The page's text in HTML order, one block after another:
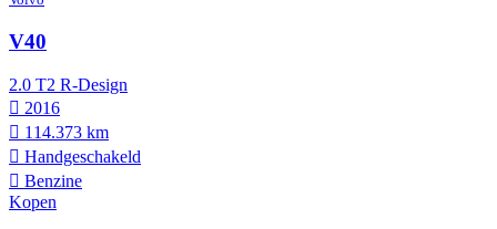
V40
2.0 T2 R-Design
2016
114.373 km
Hand­geschakeld
Benzine
Kopen